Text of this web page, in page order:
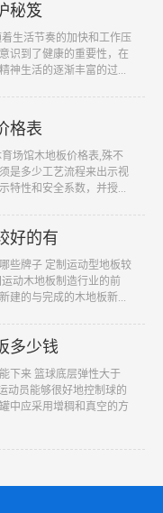
秘笈
生活节奏的加快和工作压
识到了健康的重要性，在
神生活的逐渐丰富的过...
格表
场馆木地板价格表,殊不
是多少工艺流程来出示视
特性和安全系数，并授...
好的有
些牌子 定制运动型地板较
动木地板制造行业的前
建的与完成的木地板新...
多少钱
下来 篮球底层弹性大于
动员能够很好地控制球的
中应采用增稠和真空的方